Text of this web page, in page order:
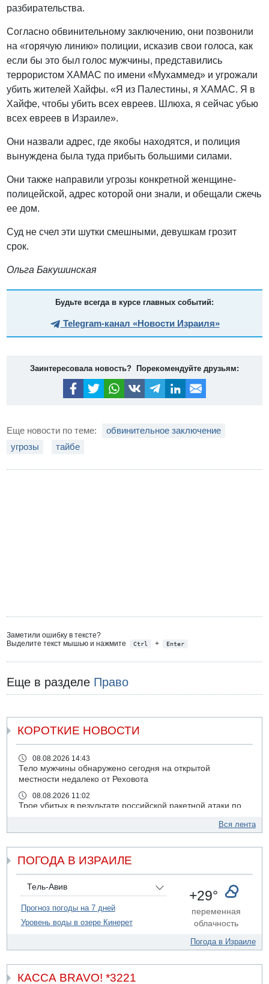
разбирательства.
Согласно обвинительному заключению, они позвонили
на «горячую линию» полиции, исказив свои голоса, как
если бы это был голос мужчины, представились
террористом ХАМАС по имени «Мухаммед» и угрожали
убить жителей Хайфы. «Я из Палестины, я ХАМАС. Я в
Хайфе, чтобы убить всех евреев. Шлюха, я сейчас убью
всех евреев в Израиле».
Они назвали адрес, где якобы находятся, и полиция
вынуждена была туда прибыть большими силами.
Они также направили угрозы конкретной женщине-
полицейской, адрес которой они знали, и обещали сжечь
ее дом.
Суд не счел эти шутки смешными, девушкам грозит
срок.
Ольга Бакушинская
Будьте всегда в курсе главных событий:
Telegram-канал «Новости Израиля»
Заинтересовала новость? Порекомендуйте друзьям:
Еще новости по теме:
обвинительное заключение
угрозы
тайбе
Заметили ошибку в тексте?
Выделите текст мышью и нажмите
Ctrl + Enter
Еще в разделе Право
КОРОТКИЕ НОВОСТИ
08.08.2026 14:43
Тело мужчины обнаружено сегодня на открытой
местности недалеко от Реховота
08.08.2026 11:02
Трое убитых в результате российской ракетной атаки по
07.08.2026 20:43
07.08.2026 20:41
Ynet: "Хизбалла" запустила БПЛА со взрывчаткой по
07.08.2026 19:16
ДТП в Ашдоде: тяжело ранены двое маленьких детей
07.08.2026 19:14
Дахан
Вся лента
ПОГОДА В ИЗРАИЛЕ
Тель-Авив
Прогноз погоды на 7 дней
Уровень воды в озере Кинерет
+29°
переменная
облачность
Погода в Израиле
КАССА BRAVO! *3221